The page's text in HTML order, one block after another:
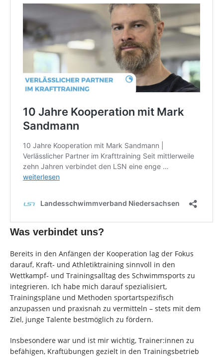
Was verbindet uns?
Bereits in den Anfängen der Kooperation lag der Fokus
darauf, Kraft- und Athletiktraining sinnvoll in den
Wettkampf- und Trainingsalltag des Schwimmsports zu
integrieren. Ich habe mich darauf spezialisiert,
Trainingspläne und Methoden sportartspezifisch
anzupassen und praxisnah zu vermitteln – stets mit dem
Ziel, junge Talente bestmöglich zu fördern.
Insbesondere war und ist mir wichtig, Trainer:innen zu
befähigen, Kraftübungen gezielt in den Trainingsbetrieb